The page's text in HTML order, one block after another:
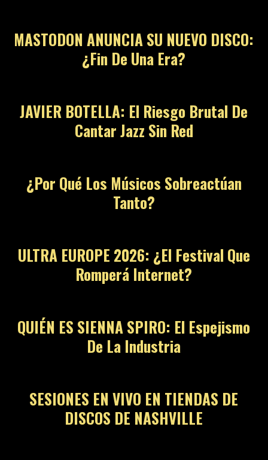
MASTODON ANUNCIA SU NUEVO DISCO:
¿Fin De Una Era?
JAVIER BOTELLA: El Riesgo Brutal De
Cantar Jazz Sin Red
¿Por Qué Los Músicos Sobreactúan
Tanto?
ULTRA EUROPE 2026: ¿El Festival Que
Romperá Internet?
QUIÉN ES SIENNA SPIRO: El Espejismo
De La Industria
SESIONES EN VIVO EN TIENDAS DE
DISCOS DE NASHVILLE